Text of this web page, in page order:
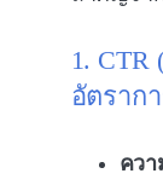
1. CTR
อัตราก
คว